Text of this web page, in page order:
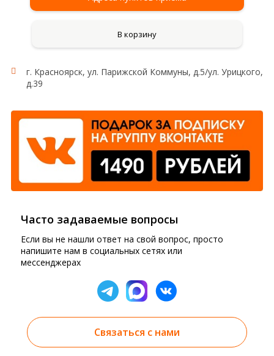
В корзину
г. Красноярск, ул. Парижской Коммуны, д.5/ул. Урицкого,
д.39
Часто задаваемые вопросы
Если вы не нашли ответ на свой вопрос, просто
напишите нам в социальных сетях или
мессенджерах
Связаться с нами